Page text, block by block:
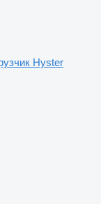
Hyster